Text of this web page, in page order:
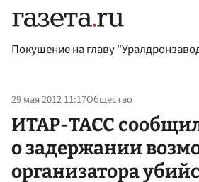
Покушение на главу
29 мая 2012 11:17Общество
ИТАР-ТАСС
о задержании
организатора